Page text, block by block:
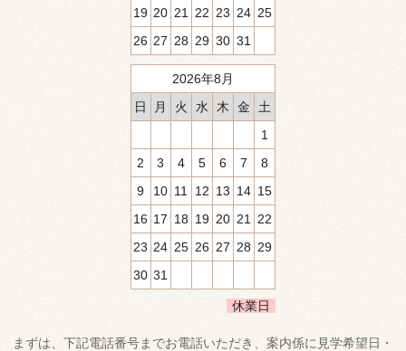
19 20 21 22 23 24 25
26 27 28 29 30 31
2026年8月
日
月 火 水 木 金
土
1
2
3 4 5 6 7
8
9
10 11 12 13 14 15
16 17 18 19 20 21
22
23 24 25 26 27 28 29
30 31
休業日
まずは、下記電話番号までお電話いただき、案内係に見学希望日・